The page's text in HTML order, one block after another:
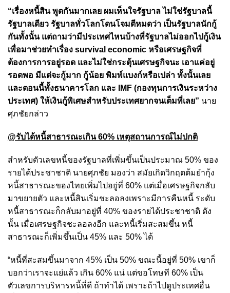
“เรื่องหนี้สิน พูดกันมากเลย ผมเห็นใจรัฐบาล ไม่ใช่รัฐบาลนี้
รัฐบาลเดียว รัฐบาลทั่วโลกโดนโจมตีหมดว่า เป็นรัฐบาลนักกู้
กันทั้งนั้น แต่ถามว่ามีประเทศไหนบ้างที่รัฐบาลไม่ออกไปกู้เงิน
เพื่อมาช่วยทำเรื่อง survival economic หรือเศรษฐกิจที่
ต้องการการอยู่รอด และไม่ใช่กระตุ้นเศรษฐกิจนะ เอาแค่อยู่
รอดพอ มีแต่จะกู้มาก กู้น้อย พิมพ์แบงก์หรือเปล่า ทั้งนั้นเลย
และตอนนี้ทั้งธนาคารโลก และ IMF (กองทุนการเงินระหว่าง
ประเทศ) ให้เงินกู้พิเศษสำหรับประเทศยากจนเต็มที่เลย” นาย
ศุภชัยกล่าว
@รับได้หนี้สาธารณะเกิน 60% เหตุสถานการณ์ไม่ปกติ
สำหรับตัวเลขหนี้ของรัฐบาลที่เพิ่มขึ้นเป็นประมาณ 50% ของ
รายได้ประชาชาติ นายศุภชัย มองว่า สมัยเกิดวิกฤตต้มยำกุ้ง
หนี้สาธารณะของไทยเพิ่มไปอยู่ที่ 60% แต่เมื่อเศรษฐกิจกลับ
มาขยายตัว และหนี้สินเริ่มชะลอลงเพราะมีการคืนหนี้ ระดับ
หนี้สาธารณะก็กลับมาอยู่ที่ 40% ของรายได้ประชาชาติ ดัง
นั้น เมื่อเศรษฐกิจชะลอลงอีก และหนี้เริ่มสะสมขึ้น หนี้
สาธารณะก็เพิ่มขึ้นเป็น 45% และ 50% ได้
“หนี้ที่สะสมขึ้นมาจาก 45% เป็น 50% ขณะนี้อยู่ที่ 50% เขาก็
บอกว่าเราจะแย่แล้ว เกิน 60% แน่ แต่ขอโทษที 60% เป็น
ตัวเลขการบริหารหนี้ที่ดี ถ้าทำได้ เพราะถ้าไปดูประเทศอื่น